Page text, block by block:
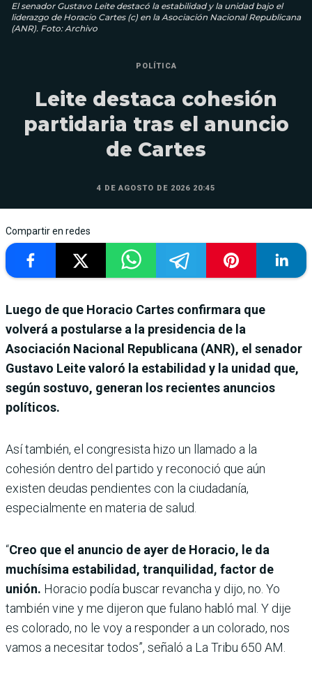
El senador Gustavo Leite destacó la estabilidad y la unidad bajo el
liderazgo de Horacio Cartes (c) en la Asociación Nacional Republicana
(ANR). Foto: Archivo
POLÍTICA
Leite destaca cohesión
partidaria tras el anuncio
de Cartes
4 DE AGOSTO DE 2026 20:45
Compartir en redes
Luego de que Horacio Cartes confirmara que
volverá a postularse a la presidencia de la
Asociación Nacional Republicana (ANR), el senador
Gustavo Leite valoró la estabilidad y la unidad que,
según sostuvo, generan los recientes anuncios
políticos.
Así también, el congresista hizo un llamado a la
cohesión dentro del partido y reconoció que aún
existen deudas pendientes con la ciudadanía,
especialmente en materia de salud.
“Creo que el anuncio de ayer de Horacio, le da
muchísima estabilidad, tranquilidad, factor de
unión. Horacio podía buscar revancha y dijo, no. Yo
también vine y me dijeron que fulano habló mal. Y dije
es colorado, no le voy a responder a un colorado, nos
vamos a necesitar todos”, señaló a La Tribu 650 AM.